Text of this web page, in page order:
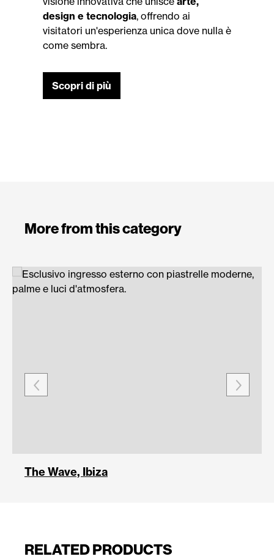
design e tecnologia, offrendo ai
visitatori un'esperienza unica dove nulla è
come sembra.
Scopri di più
More from this category
The Wave, Ibiza
RELATED PRODUCTS